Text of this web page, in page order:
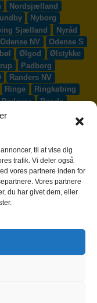
til at vise dig
trafik. Vi deler også
vores partnere inden for
Vores partnere
du har givet dem, eller
Nordsjælland
Nyborg
Sjælland
Nyråd
Odense NV
Odense S
Ølgod
Ølstykke
Padborg
Randers NV
Ringe
Ringkøbing
Rødovre
Rønde
Rudkøbing
Skalborg
Skørping
Smørumnedre
Strand
Stenløse
Tinglev
Tjæreborg